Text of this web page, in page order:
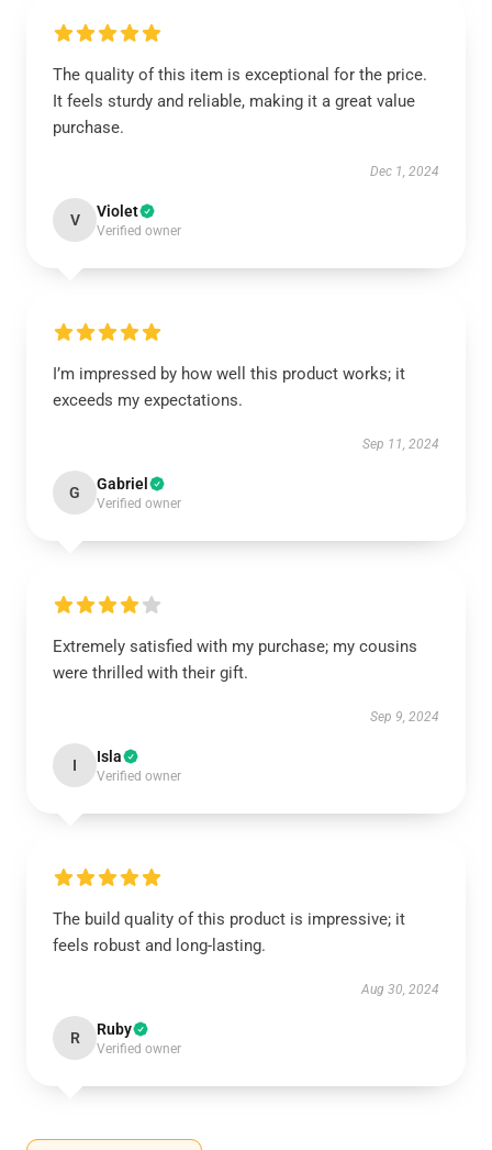
The quality of this item is exceptional for the price.
It feels sturdy and reliable, making it a great value
purchase.
Dec 1, 2024
V Violet
Verified owner
I’m impressed by how well this product works; it
exceeds my expectations.
Sep 11, 2024
G Gabriel
Verified owner
Extremely satisfied with my purchase; my cousins
were thrilled with their gift.
Sep 9, 2024
I Isla
Verified owner
The build quality of this product is impressive; it
feels robust and long-lasting.
Aug 30, 2024
R Ruby
Verified owner